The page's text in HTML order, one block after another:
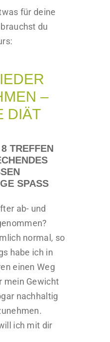
für deine
du
–
DIÄT
TREFFEN
SPASS
ab- und
normal, so
habe ich in
einen Weg
mein Gewicht
nachhaltig
ich mit dir